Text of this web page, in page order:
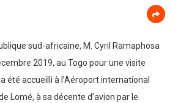
sud-africaine, M. Cyril Ramaphosa
2019, au Togo pour une visite
été accueilli à l’Aéroport international
Lomé, à sa décente d’avion par le